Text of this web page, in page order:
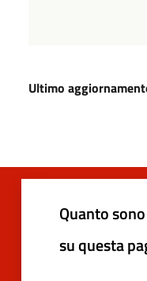
Ultimo
Quanto
su questa